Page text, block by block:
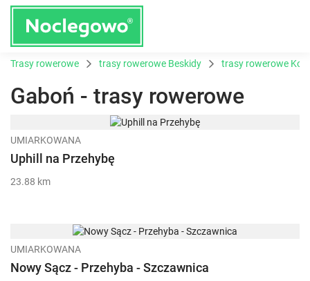
Trasy rowerowe trasy rowerowe Beskidy trasy rowerowe
Gaboń - trasy rowerowe
UMIARKOWANA
Uphill na Przehybę
23.88 km
UMIARKOWANA
Nowy Sącz - Przehyba - Szczawnica